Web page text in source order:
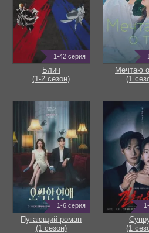
1-42 серия
Блич
(1-2 сезон)
Мечтаю
(1
1-6 серия
Пугающий роман
(1 сезон)
(1